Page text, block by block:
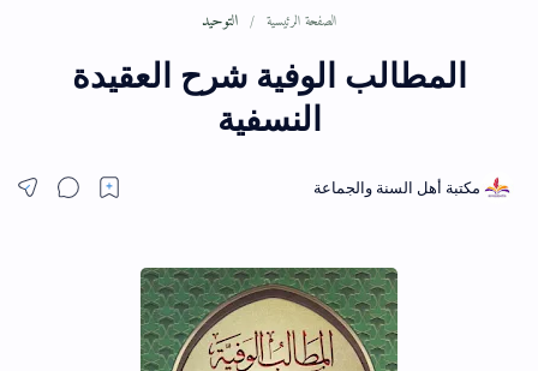
الصفحة الرئيسية التوحيد
المطالب الوفية شرح العقيدة
النسفية